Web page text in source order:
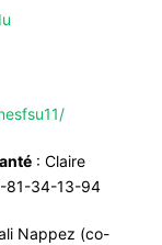
: Claire
81-34-13-94
Nappez (co-